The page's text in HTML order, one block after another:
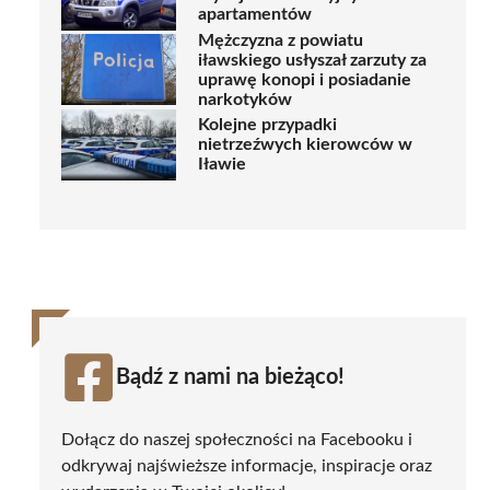
apartamentów
Mężczyzna z powiatu
iławskiego usłyszał zarzuty za
uprawę konopi i posiadanie
narkotyków
Kolejne przypadki
nietrzeźwych kierowców w
Iławie
Bądź z nami na bieżąco!
Dołącz do naszej społeczności na Facebooku i
odkrywaj najświeższe informacje, inspiracje oraz